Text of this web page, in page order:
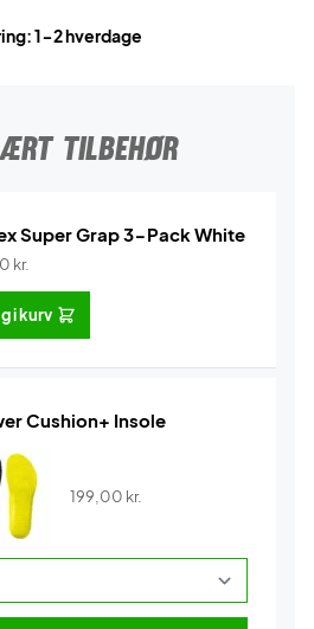
1-2 hverdage
TILBEHØR
Super Grap 3-Pack White
kr.
i kurv
Cushion+ Insole
199,00 kr.